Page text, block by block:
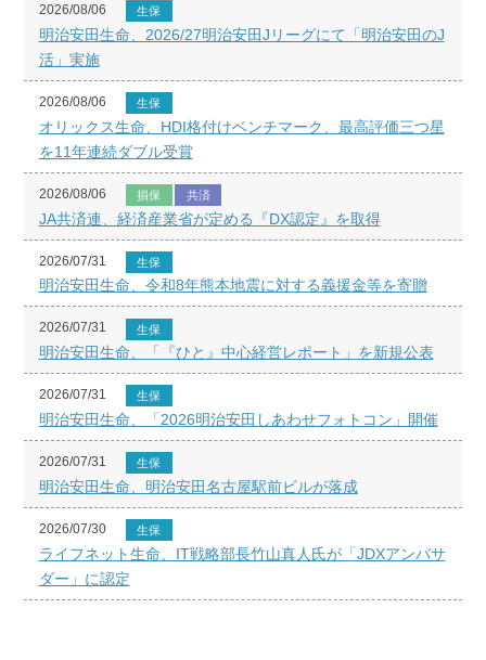
2026/08/06 生保
明治安田生命、2026/27明治安田Jリーグにて「明治安田のJ
活」実施
2026/08/06 生保
オリックス生命、HDI格付けベンチマーク、最高評価三つ星
を11年連続ダブル受賞
2026/08/06 損保 共済
JA共済連、経済産業省が定める『DX認定』を取得
2026/07/31 生保
明治安田生命、令和8年熊本地震に対する義援金等を寄贈
2026/07/31 生保
明治安田生命、「『ひと』中心経営レポート」を新規公表
2026/07/31 生保
明治安田生命、「2026明治安田しあわせフォトコン」開催
2026/07/31 生保
明治安田生命、明治安田名古屋駅前ビルが落成
2026/07/30 生保
ライフネット生命、IT戦略部長竹山真人氏が「JDXアンバサ
ダー」に認定